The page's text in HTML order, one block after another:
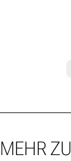
MEHR